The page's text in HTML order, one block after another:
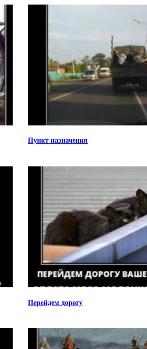
Пункт назначения
Перейдем дорогу